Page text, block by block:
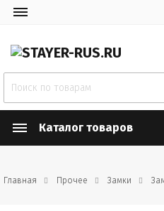
Каталог товаров
Главная Прочее Замки